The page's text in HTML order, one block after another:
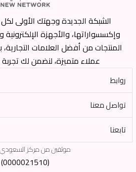
الشبكة الجديدة وجهتك الأولى
وإكسسواراتها، والأجهزة
المنتجات من أفضل العلامات
عملاء متميزة، لنضمن لك تجربة
روابط
تواصل معنا
تابعنا
موثقين من مركز
(0000021510)